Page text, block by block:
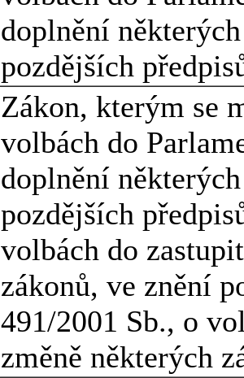
doplnění
pozdějších
Zákon, kterým se
volbách do
doplnění
pozdějších
volbách do
zákonů, ve znění
491/2001 Sb., o
změně některých